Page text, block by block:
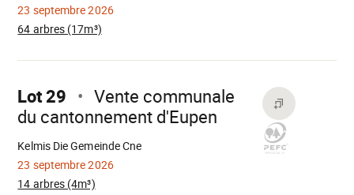
23 septembre 2026
64 arbres (17m³)
Aller
Lot 29
Vente communale
du cantonnement d'Eupen
23 septembre 2026
Kelmis Die Gemeinde Cne
14 arbres (4m³)
Chargement